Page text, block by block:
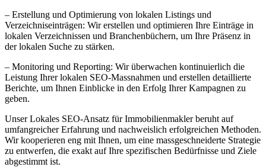
– Erstellung und Optimierung von lokalen Listings und
Verzeichniseinträgen: Wir erstellen und optimieren Ihre Einträge in
lokalen Verzeichnissen und Branchenbüchern, um Ihre Präsenz in
der lokalen Suche zu stärken.
– Monitoring und Reporting: Wir überwachen kontinuierlich die
Leistung Ihrer lokalen SEO-Massnahmen und erstellen detaillierte
Berichte, um Ihnen Einblicke in den Erfolg Ihrer Kampagnen zu
geben.
Unser Lokales SEO-Ansatz für Immobilienmakler beruht auf
umfangreicher Erfahrung und nachweislich erfolgreichen Methoden.
Wir kooperieren eng mit Ihnen, um eine massgeschneiderte Strategie
zu entwerfen, die exakt auf Ihre spezifischen Bedürfnisse und Ziele
abgestimmt ist.